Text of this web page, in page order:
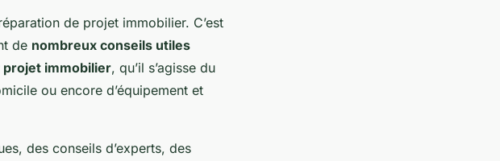
de projet immobilier. C’est
de nombreux conseils utiles
immobilier, qu’il s’agisse du
ou encore d’équipement et
des conseils d’experts, des